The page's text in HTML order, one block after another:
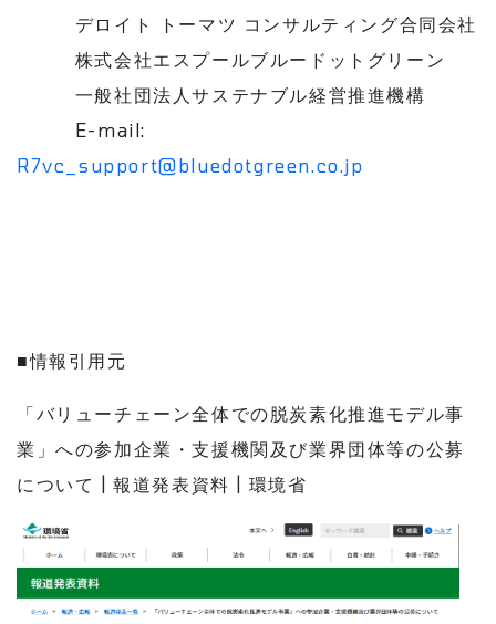
デロイト トーマツ コンサルティング合同会社
株式会社エスプールブルードットグリーン
一般社団法人サステナブル経営推進機構
E-mail:
R7vc_support@bluedotgreen.co.jp
■情報引用元
「バリューチェーン全体での脱炭素化推進モデル事
業」への参加企業・支援機関及び業界団体等の公募
について | 報道発表資料 | 環境省